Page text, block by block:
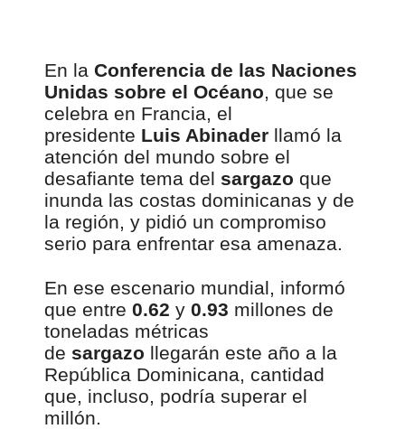
En la Conferencia de las Naciones
Unidas sobre el Océano, que se
celebra en Francia, el
presidente Luis Abinader llamó la
atención del mundo sobre el
desafiante tema del sargazo que
inunda las costas dominicanas y de
la región, y pidió un compromiso
serio para enfrentar esa amenaza.
En ese escenario mundial, informó
que entre 0.62 y 0.93 millones de
toneladas métricas
de sargazo llegarán este año a la
República Dominicana, cantidad
que, incluso, podría superar el
millón.